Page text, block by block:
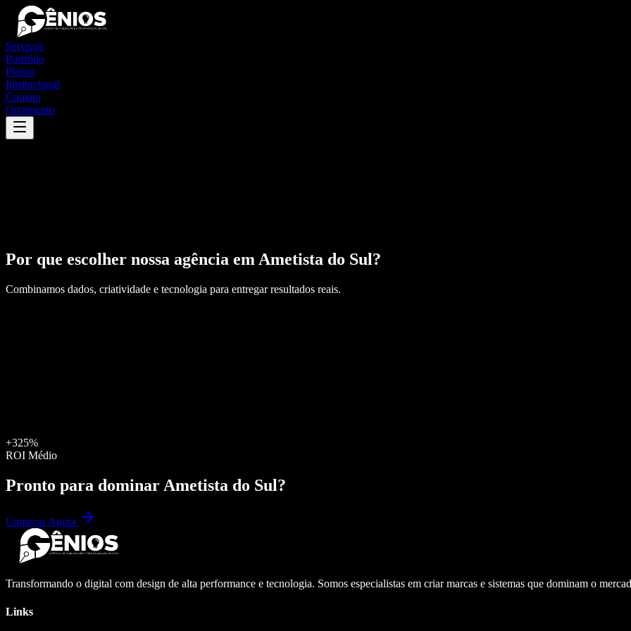
Serviços
Portfólio
Planos
Institucional
Contato
Orçamento
Por que escolher nossa agência em Ametista do Sul?
Combinamos dados, criatividade e tecnologia para entregar resultados reais.
+325%
ROI Médio
Pronto para dominar Ametista do Sul?
Começar Agora
Transformando o digital com design de alta performance e tecnologia. Somos especialistas em criar marcas e sistemas que dominam o
Links